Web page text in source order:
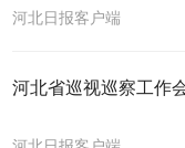
河北日报客户端
河北省巡视巡察工作